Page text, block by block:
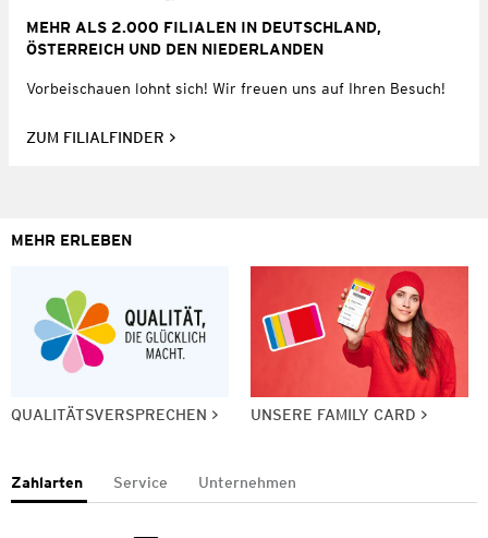
MEHR ALS 2.000 FILIALEN IN DEUTSCHLAND,
ÖSTERREICH UND DEN NIEDERLANDEN
Vorbeischauen lohnt sich! Wir freuen uns auf Ihren Besuch!
ZUM FILIALFINDER
MEHR ERLEBEN
QUALITÄTSVERSPRECHEN UNSERE FAMILY CARD
Zahlarten Service Unternehmen